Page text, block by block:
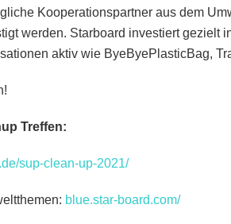
Kooperationspartner aus dem
werden. Starboard investiert gezielt
aktiv wie ByeByePlasticBag,
Treffen:
sup-clean-up-2021/
blue.star-board.com/